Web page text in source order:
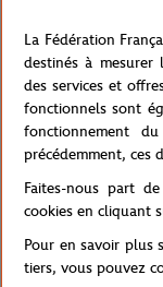
Livraison et
Accueil Boutique
La Fédération
destinés à
des services et
fonctionnels sont
fonctionnement
précédemment, ces
Faites-nous part
cookies en cliquant
Pour en savoir plus
tiers, vous pouvez